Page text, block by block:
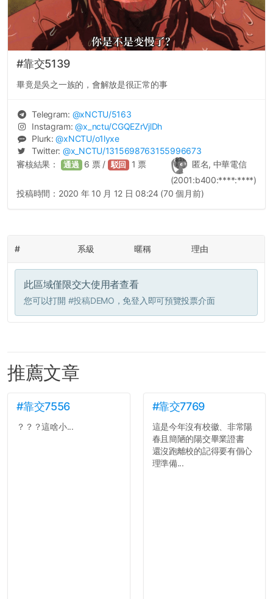
#靠交5139
畢竟是吳之一族的，會解放是很正常的事
Telegram: @xNCTU/5163
Instagram:@x_nctu/CGQEZrVjlDh
Plurk:@xNCTU/o1lyxe
Twitter: @x_NCTU/1315698763155996673
匿名, 中華電信
(2001:b400:****:****)
審核結果： 通過 6 票 / 駁回 1 票
投稿時間： 2020 年 10 月 12 日 08:24 (70 個月前)
# 系級 暱稱 理由
此區域僅限交大使用者查看
您可以打開 #投稿DEMO ，免登入即可預覽投票介面
推薦文章
#靠交7556
？？？這啥小...
#靠交7769
這是今年沒有校徽、非常陽
春且簡陋的陽交畢業證書
還沒跑離校的記得要有個心
理準備...